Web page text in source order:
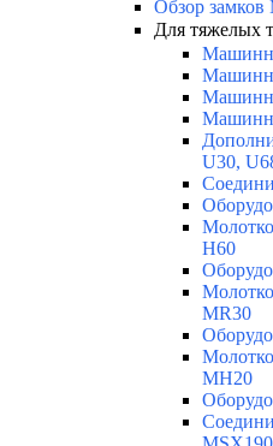
Обзор замков
Для тяжелых
U30,
H60
MR30
MH20